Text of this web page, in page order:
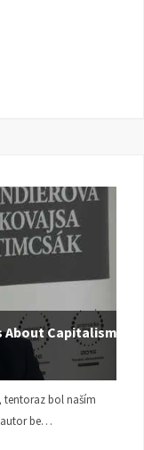
Capitalism |
tentoraz bol naším
autor be…